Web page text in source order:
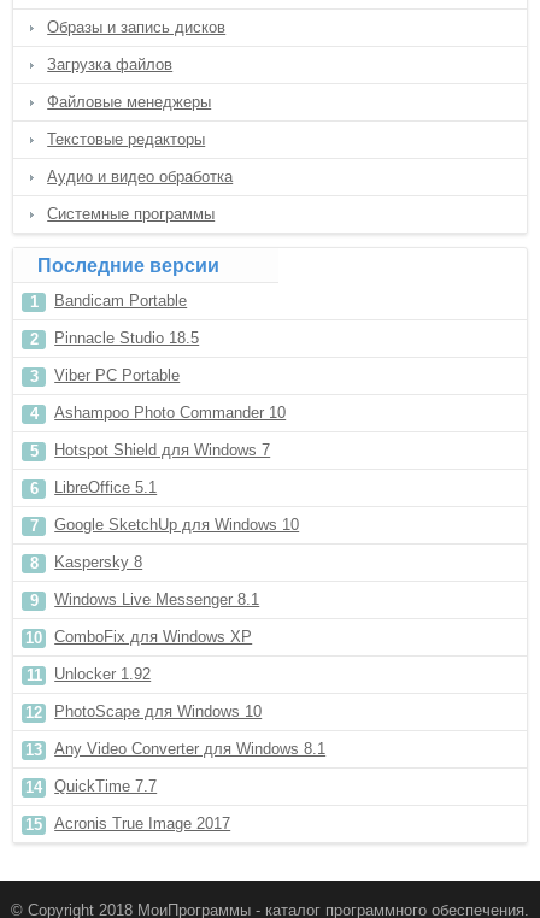
Образы и запись дисков
Загрузка файлов
Файловые менеджеры
Текстовые редакторы
Аудио и видео обработка
Системные программы
Последние версии
Bandicam Portable
Pinnacle Studio 18.5
Viber PC Portable
Ashampoo Photo Commander 10
Hotspot Shield для Windows 7
LibreOffice 5.1
Google SketchUp для Windows 10
Kaspersky 8
Windows Live Messenger 8.1
ComboFix для Windows XP
Unlocker 1.92
PhotoScape для Windows 10
Any Video Converter для Windows 8.1
QuickTime 7.7
Acronis True Image 2017
© Copyright 2018 МоиПрограммы - каталог программного обеспечения.